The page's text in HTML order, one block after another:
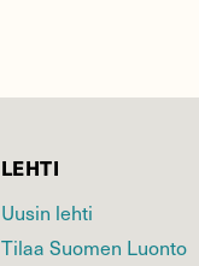
LEHTI
Uusin lehti
Tilaa Suomen Luonto